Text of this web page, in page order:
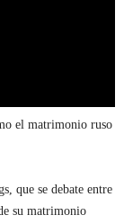
el matrimonio ruso
que se debate entre
su matrimonio